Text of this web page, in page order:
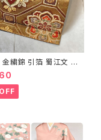
金繍錦 引箔 蜀江文 唐
袋帯 正絹 金糸 ゴール
710